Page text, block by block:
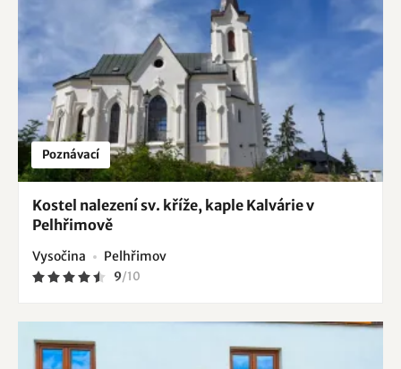
Poznávací
Kostel nalezení sv. kříže, kaple Kalvárie v
Pelhřimově
Vysočina Pelhřimov
9/10